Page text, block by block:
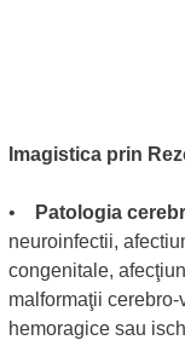
Imagistica prin
• Patologia
neuroinfectii,
congenitale,
malformaţii
hemoragice sau